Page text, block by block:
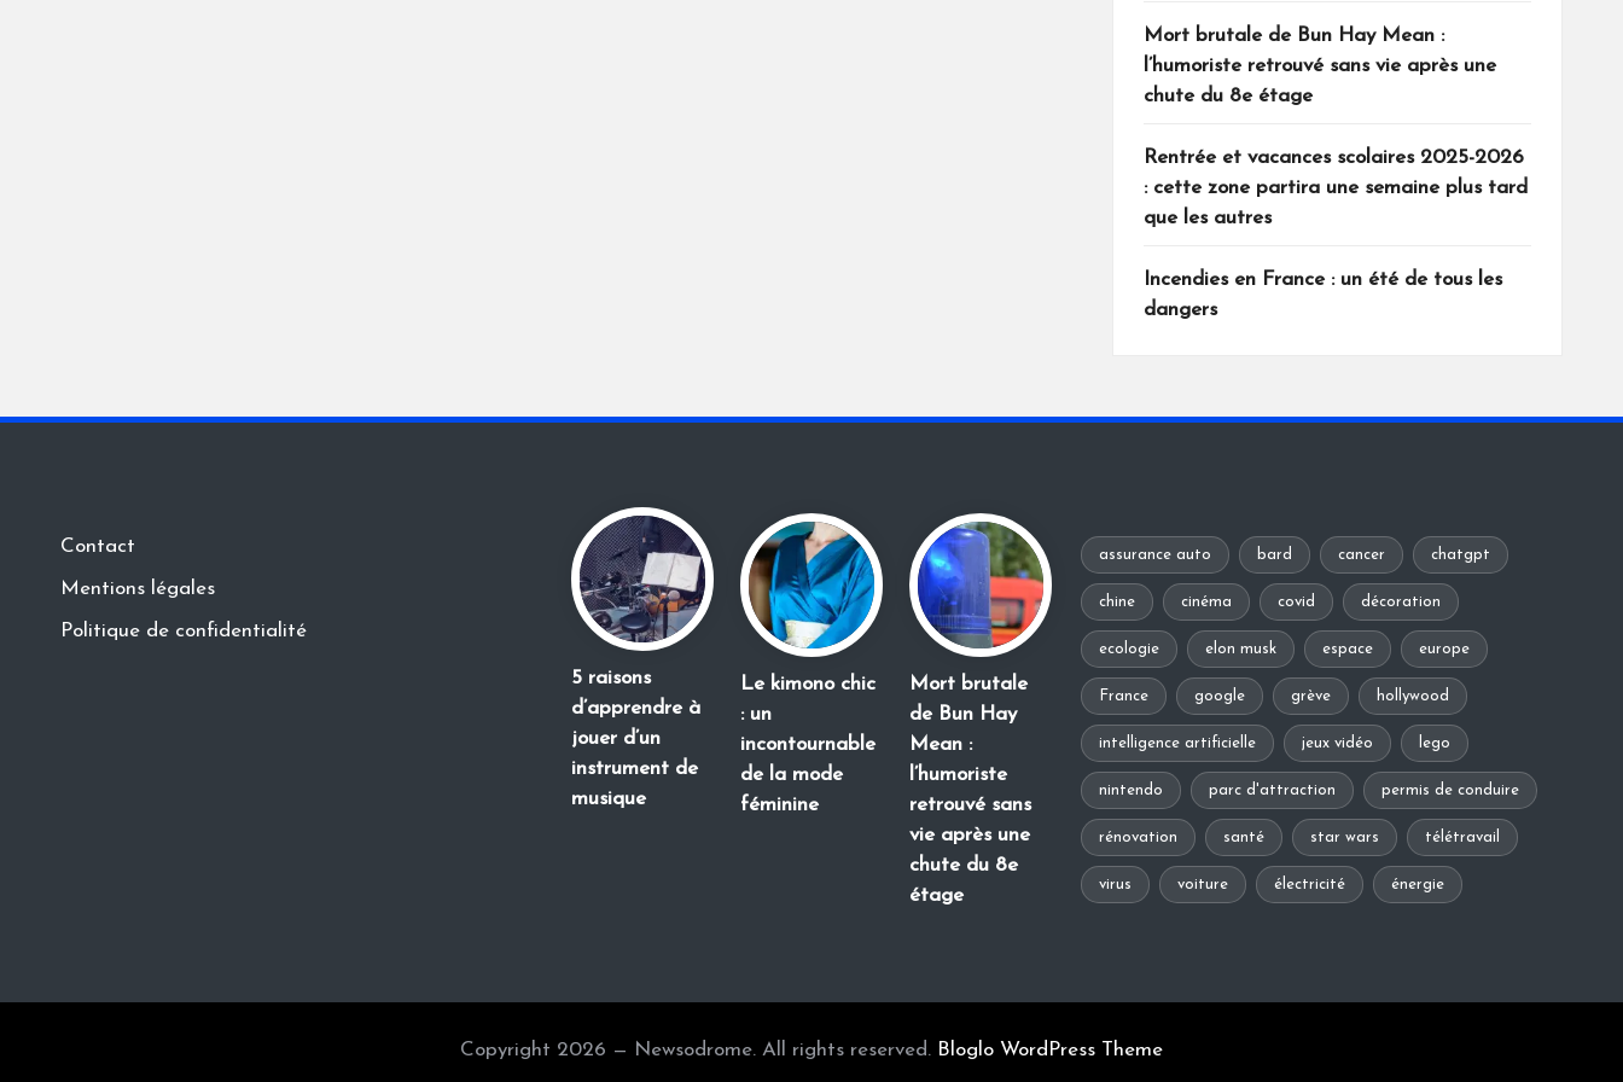
Mort brutale de Bun Hay Mean :
l’humoriste retrouvé sans vie après une
chute du 8e étage
Rentrée et vacances scolaires 2025-2026
: cette zone partira une semaine plus tard
que les autres
Incendies en France : un été de tous les
dangers
Contact
Mentions légales
Politique de confidentialité
5 raisons
d’apprendre à
jouer d’un
instrument de
musique
Le kimono chic
: un
incontournable
de la mode
féminine
Mort brutale
de Bun Hay
Mean :
l’humoriste
retrouvé sans
vie après une
chute du 8e
étage
assurance auto bard cancer chatgpt
chine cinéma covid décoration
ecologie elon musk espace europe
France google grève hollywood
intelligence artificielle jeux vidéo lego
nintendo parc d'attraction permis de conduire
rénovation santé star wars télétravail
virus voiture électricité énergie
Copyright 2026 — Newsodrome. All rights reserved. Bloglo WordPress Theme